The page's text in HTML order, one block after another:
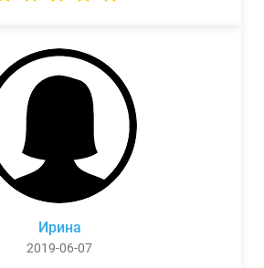
Ирина
2019-06-07